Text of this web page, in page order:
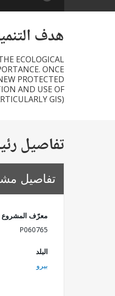
هدف
ECOLOGICAL
ONCE
PROTECTED
AND USE OF
GIS).
تفاصيل
تفاصيل
معرّف المشروع
P060765
البلد
بيرو